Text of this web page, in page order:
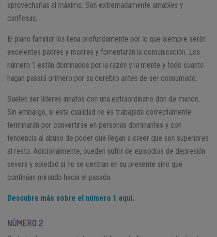
aprovecharlas al máximo. Son extremadamente amables y
cariñosas.
El plano familiar los llena profundamente por lo que siempre serán
excelentes padres y madres y fomentarán la comunicación. Los
número 1 están dominados por la razón y la mente y todo cuanto
hagan pasará primero por su cerebro antes de ser consumado.
Suelen ser líderes innatos con una extraordinario don de mando.
Sin embargo, si esta cualidad no es trabajada correctamente
terminarán por convertirse en personas dominantes y con
tendencia al abuso de poder que llegan a creer que son superiores
al resto. Adicionalmente, pueden sufrir de episodios de depresión
severa y soledad si no se centran en su presente sino que
continúan mirando hacia el pasado.
Descubre más sobre el número 1 aquí.
NÚMERO 2